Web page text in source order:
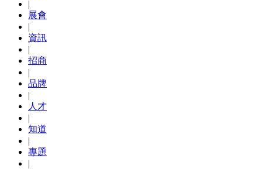
|
展會
|
資訊
|
招商
|
品牌
|
人才
|
知道
|
專題
|